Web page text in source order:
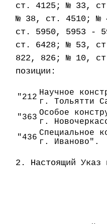
ст. 4125; № 33,
№ 38, ст. 4510; №
ст. 5950, 5953 -
ст. 6428; № 53,
822, 826; № 10, ст.
позиции:
"212 Научное
г. Тольятти
"363 Особое
г.
"436 Специальное
г. Иваново".
2. Настоящий Указ